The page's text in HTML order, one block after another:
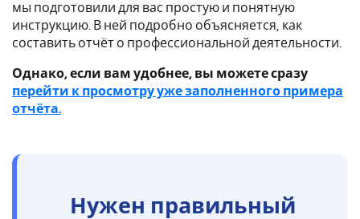
мы подготовили для вас простую и понятную
инструкцию. В ней подробно объясняется, как
составить отчёт о профессиональной деятельности.
Однако, если вам удобнее, вы можете сразу
перейти к просмотру уже заполненного примера
отчёта.
Нужен правильный